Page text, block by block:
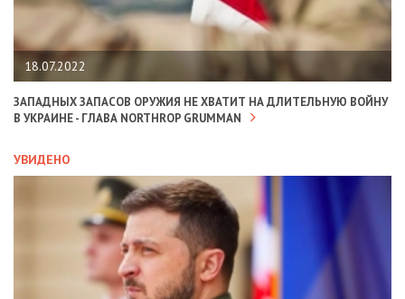
18.07.2022
ЗАПАДНЫХ ЗАПАСОВ ОРУЖИЯ НЕ ХВАТИТ НА ДЛИТЕЛЬНУЮ ВОЙНУ
В УКРАИНЕ - ГЛАВА NORTHROP GRUMMAN
УВИДЕНО